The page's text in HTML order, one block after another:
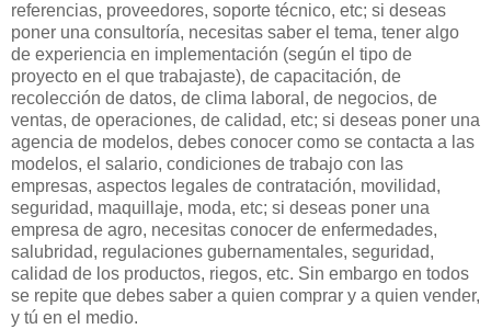
referencias, proveedores, soporte técnico, etc; si deseas
poner una consultoría, necesitas saber el tema, tener algo
de experiencia en implementación (según el tipo de
proyecto en el que trabajaste), de capacitación, de
recolección de datos, de clima laboral, de negocios, de
ventas, de operaciones, de calidad, etc; si deseas poner una
agencia de modelos, debes conocer como se contacta a las
modelos, el salario, condiciones de trabajo con las
empresas, aspectos legales de contratación, movilidad,
seguridad, maquillaje, moda, etc; si deseas poner una
empresa de agro, necesitas conocer de enfermedades,
salubridad, regulaciones gubernamentales, seguridad,
calidad de los productos, riegos, etc. Sin embargo en todos
se repite que debes saber a quien comprar y a quien vender,
y tú en el medio.